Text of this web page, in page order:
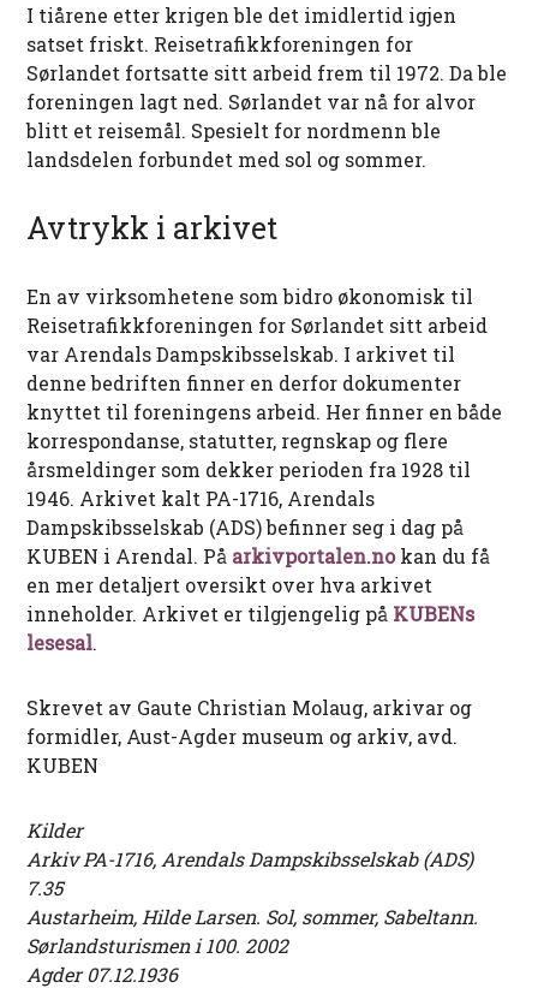
I tiårene etter krigen ble det imidlertid igjen
satset friskt. Reisetrafikkforeningen for
Sørlandet fortsatte sitt arbeid frem til 1972. Da ble
foreningen lagt ned. Sørlandet var nå for alvor
blitt et reisemål. Spesielt for nordmenn ble
landsdelen forbundet med sol og sommer.
Avtrykk i arkivet
En av virksomhetene som bidro økonomisk til
Reisetrafikkforeningen for Sørlandet sitt arbeid
var Arendals Dampskibsselskab. I arkivet til
denne bedriften finner en derfor dokumenter
knyttet til foreningens arbeid. Her finner en både
korrespondanse, statutter, regnskap og flere
årsmeldinger som dekker perioden fra 1928 til
1946. Arkivet kalt PA-1716, Arendals
Dampskibsselskab (ADS) befinner seg i dag på
KUBEN i Arendal. På arkivportalen.nokan du få
en mer detaljert oversikt over hva arkivet
inneholder. Arkivet er tilgjengelig på KUBENs
lesesal.
Skrevet av Gaute Christian Molaug, arkivar og
formidler, Aust-Agder museum og arkiv, avd.
KUBEN
Kilder
Arkiv PA-1716, Arendals Dampskibsselskab (ADS)
7.35
Austarheim, Hilde Larsen. Sol, sommer, Sabeltann.
Sørlandsturismen i 100. 2002
Agder 07.12.1936